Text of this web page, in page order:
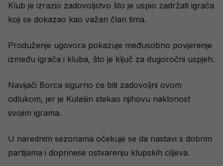
Klub je izrazio zadovoljstvo što je uspio zadržati igrača
koji se dokazao kao važan član tima.
Produženje ugovora pokazuje međusobno povjerenje
između igrača i kluba, što je ključ za dugoročni uspjeh.
Navijači Borca sigurno će biti zadovoljni ovom
odlukom, jer je Kulašin stekao njihovu naklonost
svojim igrama.
U narednim sezonama očekuje se da nastavi s dobrim
partijama i doprinese ostvarenju klupskih ciljeva.